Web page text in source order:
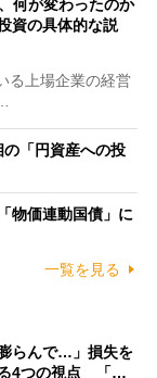
何が変わったのか
資の具体的な説
る上場企業の経営
の「円資産への投
物価連動国債」に
一覧を見る
らんで…」損失を
る4つの視点 「…